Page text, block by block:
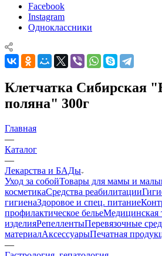
Facebook
Instagram
Одноклассники
Клетчатка Сибирская
поляна" 300г
Главная
—
Каталог
—
Лекарства и БАДы
Уход за собойТовары для мамы и
косметикаСредства реабилитации
гигиенаЗдоровое и спец. питание
профилактическое бельеМедицинская
изделияРепеллентыПеревязочные
материалАксессуарыПечатная
—